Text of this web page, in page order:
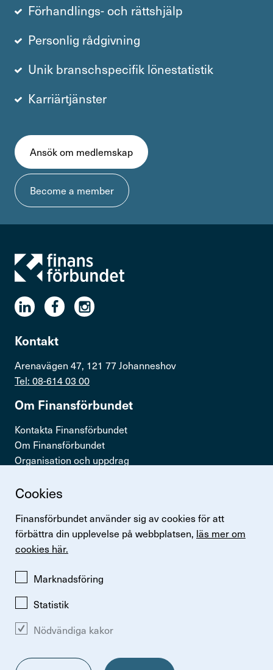
Cookies
Finansförbundet använder sig av cookies för att
förbättra din upplevelse på webbplatsen, läs mer om
cookies här.
Marknadsföring
Statistik
Nödvändiga kakor
Förhandlings- och rättshjälp
Personlig rådgivning
Unik branschspecifik lönestatistik
Karriärtjänster
Ansök om medlemskap
Become a member
Kontakt
Arenavägen 47, 121 77 Johanneshov
Tel: 08-614 03 00
Om Finans­för­bundet
Kontakta Finansförbundet
Om Finansförbundet
Organisation och uppdrag
Snabb­länkar
Logga in
Lönestatistik
Finansförbundets kollektivavtal
Perspektiv
Ändra inställningar för kakor